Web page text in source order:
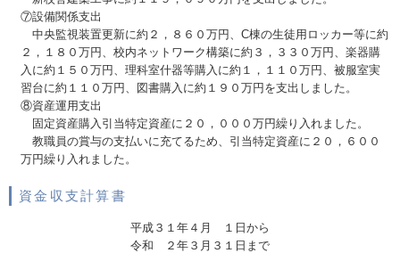
⑦設備関係支出
中央監視装置更新に約２，８６０万円、C棟の生徒用ロッカー等に約
２，１８０万円、校内ネットワーク構築に約３，３３０万円、楽器購
入に約１５０万円、理科室什器等購入に約１，１１０万円、被服室実
習台に約１１０万円、図書購入に約１９０万円を支出しました。
⑧資産運用支出
固定資産購入引当特定資産に２０，０００万円繰り入れました。
教職員の賞与の支払いに充てるため、引当特定資産に２０，６００
万円繰り入れました。
資金収支計算書
平成３１年４月 １日から
令和 ２年３月３１日まで